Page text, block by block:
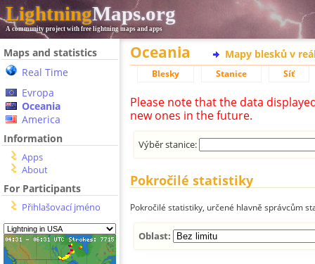
LightningMaps.org
A community project with free lightning maps and apps
Maps and statistics
Real Time
Evropa
Oceania
America
Information
Apps
About
For Participants
Přihlašovací jméno
Oceania Mapy blesků v
Blesky Stanice Síť
Please note that the data
new ones in the future.
Výběr stanice:
Pokročilé statistiky
Pokročilé statistiky, určené hlavně správcům
Oblast: